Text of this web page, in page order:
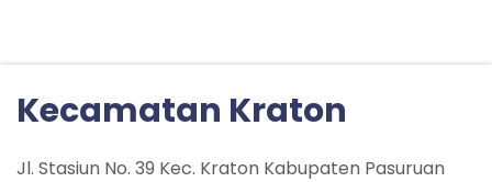
Kecamatan Kraton
Jl. Stasiun No. 39 Kec. Kraton Kabupaten Pasuruan